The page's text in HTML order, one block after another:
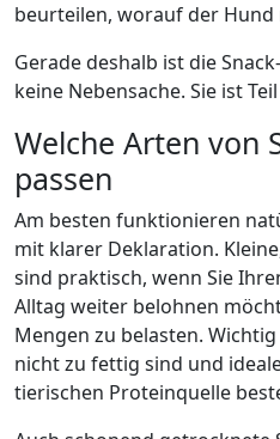
beurteilen, worauf der Hund
Gerade deshalb ist die
keine Nebensache. Sie ist
Welche Arten von
passen
Am besten funktionieren
mit klarer Deklaration.
sind praktisch, wenn Sie
Alltag weiter belohnen
Mengen zu belasten.
nicht zu fettig sind und
tierischen Proteinquelle